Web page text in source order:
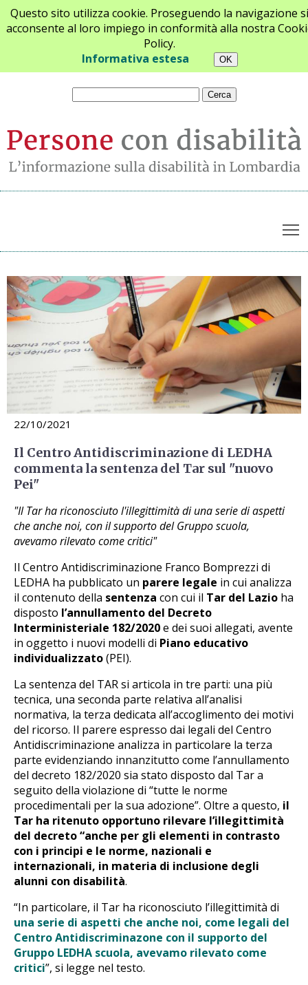
Questo sito utilizza cookie. Proseguendo la navigazione si
acconsente al loro impiego in conformità alla nostra
Policy.
Informativa estesa
Chi siamo Newsletter Contatti
Archivio notizie
22/10/2021
Il Centro Antidiscriminazione di LEDHA
commenta la sentenza del Tar sul "nuovo
Pei"
"Il Tar ha riconosciuto l'illegittimità di una serie di aspetti
che anche noi, con il supporto del Gruppo scuola,
avevamo rilevato come critici"
Il Centro Antidiscriminazione Franco Bomprezzi di
LEDHA ha pubblicato un parere legale in cui analizza
il contenuto della sentenza con cui il Tar del Lazio ha
disposto l’annullamento del Decreto
Interministeriale 182/2020e dei suoi allegati, avente
in oggetto i nuovi modelli di Piano educativo
individualizzato(PEI).
La sentenza del TAR si articola in tre parti: una più
tecnica, una seconda parte relativa all’analisi
normativa, la terza dedicata all’accoglimento dei motivi
del ricorso. Il parere espresso dai legali del Centro
Antidiscriminazione analizza in particolare la terza
parte evidenziando innanzitutto come l’annullamento
del decreto 182/2020 sia stato disposto dal Tar a
seguito della violazione di “tutte le norme
procedimentali per la sua adozione”. Oltre a questo, il
Tar ha ritenuto opportuno rilevare l’illegittimità
del decreto “anche per gli elementi in contrasto
con i principi e le norme, nazionali e
internazionali, in materia di inclusione degli
alunni con disabilità.
“In particolare, il Tar ha riconosciuto l’illegittimità di
una serie di aspetti che anche noi, come legali del
Centro Antidiscriminazone con il supporto del
Gruppo LEDHA scuola, avevamo rilevato come
critici”, si legge nel testo.